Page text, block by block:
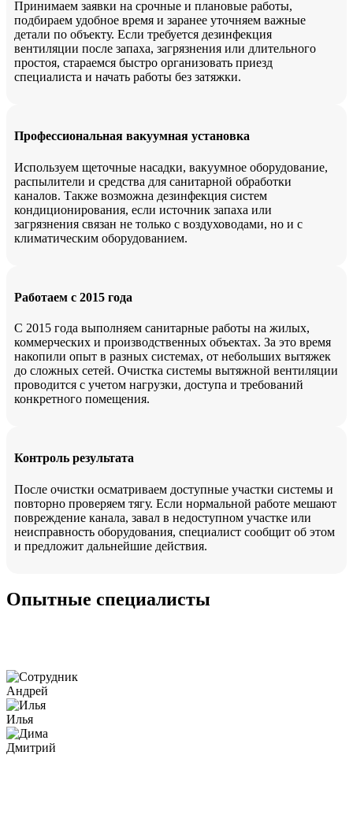
Принимаем заявки на срочные и плановые работы,
подбираем удобное время и заранее уточняем важные
детали по объекту. Если требуется дезинфекция
вентиляции после запаха, загрязнения или длительного
простоя, стараемся быстро организовать приезд
специалиста и начать работы без затяжки.
Профессиональная вакуумная установка
Используем щеточные насадки, вакуумное оборудование,
распылители и средства для санитарной обработки
каналов. Также возможна дезинфекция систем
кондиционирования, если источник запаха или
загрязнения связан не только с воздуховодами, но и с
климатическим оборудованием.
Работаем с 2015 года
С 2015 года выполняем санитарные работы на жилых,
коммерческих и производственных объектах. За это время
накопили опыт в разных системах, от небольших вытяжек
до сложных сетей. Очистка системы вытяжной вентиляции
проводится с учетом нагрузки, доступа и требований
конкретного помещения.
Контроль результата
После очистки осматриваем доступные участки системы и
повторно проверяем тягу. Если нормальной работе мешают
повреждение канала, завал в недоступном участке или
неисправность оборудования, специалист сообщит об этом
и предложит дальнейшие действия.
Опытные специалисты
Андрей
Илья
Дмитрий